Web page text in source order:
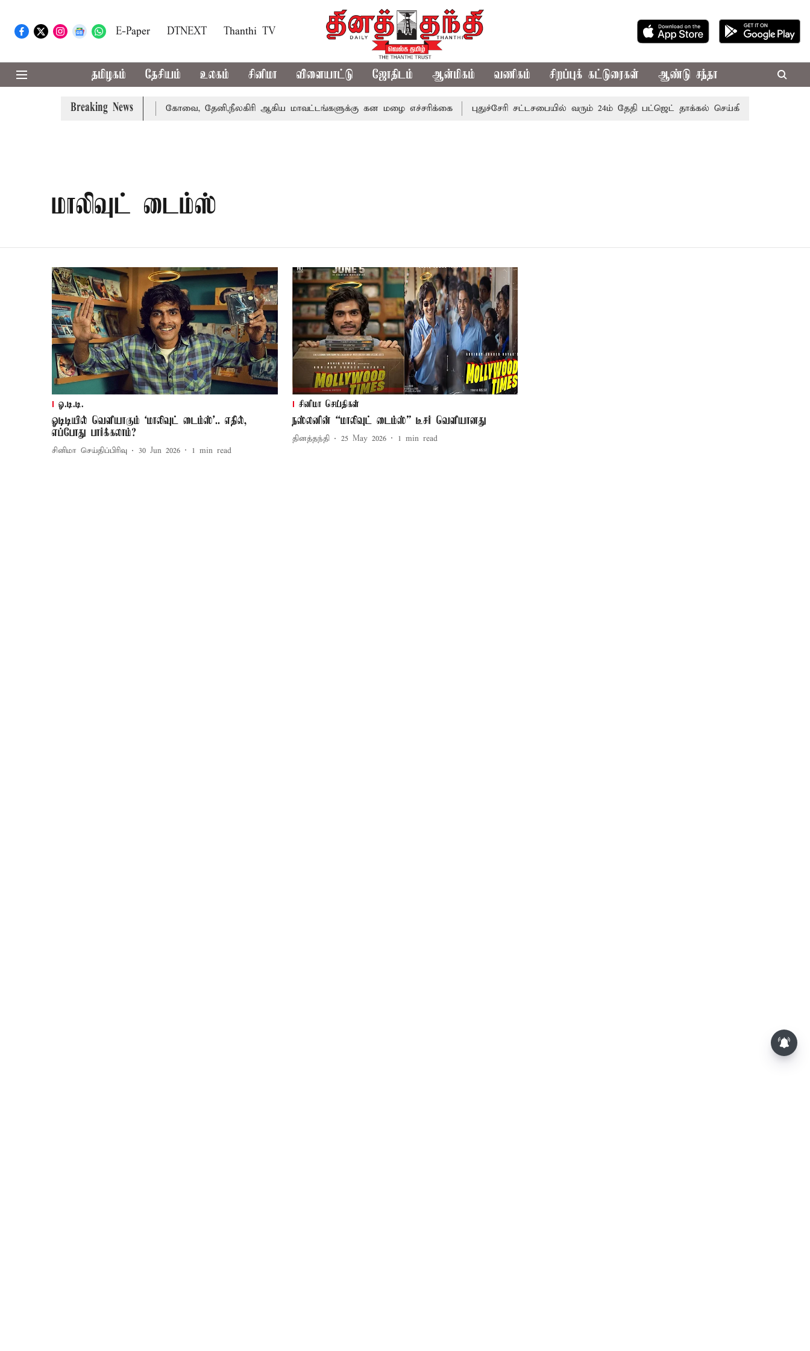
E-Paper DTNEXT Thanthi TV
தமிழகம் தேசியம் உலகம் சினிமா விளையாட்டு ஜோதிடம் ஆன்மிகம் வணிகம் சிறப்புக் கட்டுரைகள் ஆண்டு சந்தா
Breaking News
வழக்கை வாபஸ் பெற்றார் சங்கீதா கோவை, தேனி,நீலகிரி ஆகிய மாவட்டங்களுக்கு கன மழை எச்சரிக்கை புதுச்சேரி சட்டசபையில் வரும் 24ம் தேதி பட்ஜெட் தாக்கல் செய்கிறார் முதல்-
மாலிவுட் டைம்ஸ்
ஓ.டி.டி.
ஓடிடியில் வெளியாகும் ‘மாலிவுட் டைம்ஸ்’.. எதில்,
எப்போது பார்க்கலாம்?
சினிமா செய்திப்பிரிவு 30 Jun 2026 1 min read
சினிமா செய்திகள்
நஸ்லனின் “மாலிவுட் டைம்ஸ்” டீசர் வெளியானது
தினத்தந்தி 25 May 2026 1 min read